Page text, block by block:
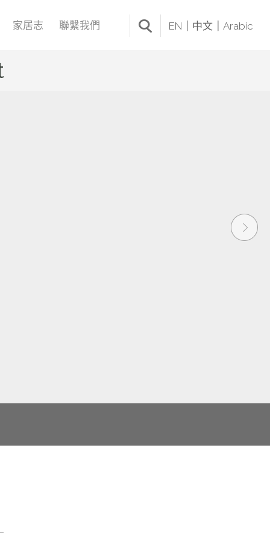
家居志 聯繫我們 EN 中文 Arabic